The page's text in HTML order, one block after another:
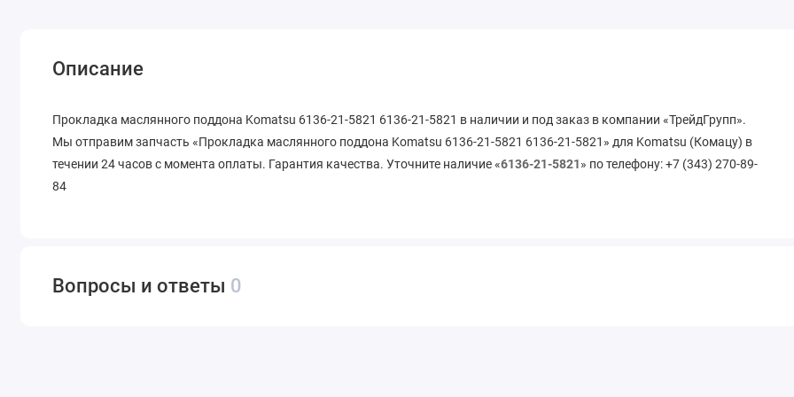
Описание
Прокладка маслянного поддона Komatsu 6136-21-5821 6136-21-5821 в наличии и под заказ в компании «ТрейдГрупп».
Мы отправим запчасть «Прокладка маслянного поддона Komatsu 6136-21-5821 6136-21-5821» для Komatsu (Комацу) в
течении 24 часов с момента оплаты. Гарантия качества. Уточните наличие «6136-21-5821» по телефону: +7 (343) 270-89-
84
Вопросы и ответы 0